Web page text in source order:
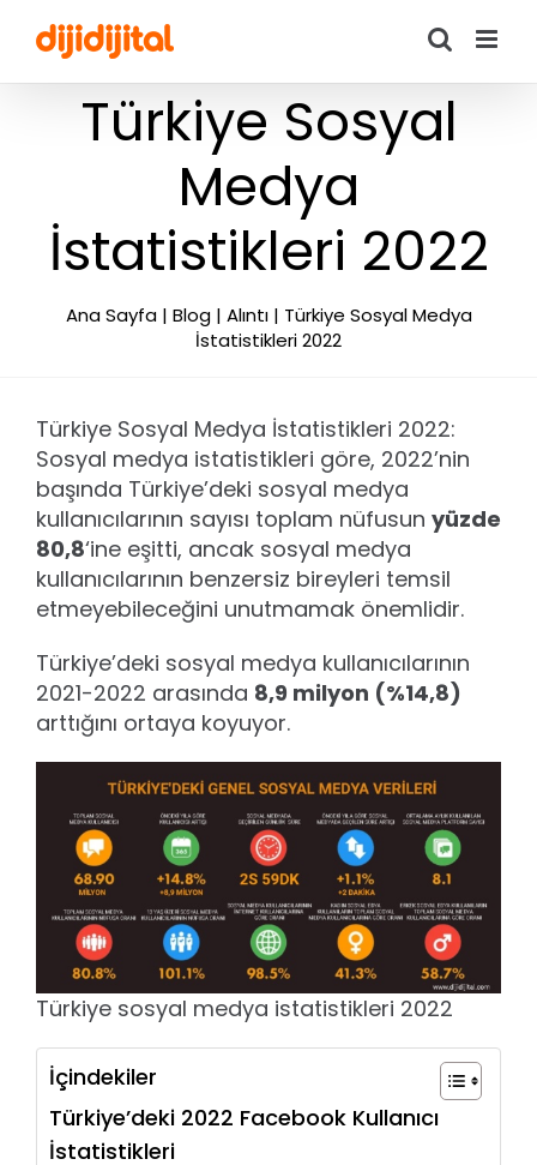
Türkiye Sosyal
Medya
İstatistikleri 2022
Ana Sayfa| Blog| Alıntı| Türkiye Sosyal Medya
İstatistikleri 2022
Türkiye Sosyal Medya İstatistikleri 2022:
Sosyal medya istatistikleri göre, 2022’nin
başında Türkiye’deki sosyal medya
kullanıcılarının sayısı toplam nüfusun yüzde
80,8‘ine eşitti, ancak sosyal medya
kullanıcılarının benzersiz bireyleri temsil
etmeyebileceğini unutmamak önemlidir.
Türkiye’deki sosyal medya kullanıcılarının
2021-2022 arasında 8,9 milyon (%14,8)
arttığını ortaya koyuyor.
Türkiye sosyal medya istatistikleri 2022
İçindekiler
Türkiye’deki 2022 Facebook Kullanıcı
İstatistikleri